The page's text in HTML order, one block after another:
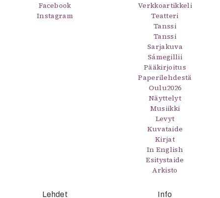
Facebook
Instagram
Verkkoartikkeli
Teatteri
Tanssi
Tanssi
Sarjakuva
Sámegillii
Pääkirjoitus
Paperilehdestä
Oulu2026
Näyttelyt
Musiikki
Levyt
Kuvataide
Kirjat
In English
Esitystaide
Arkisto
Lehdet Info